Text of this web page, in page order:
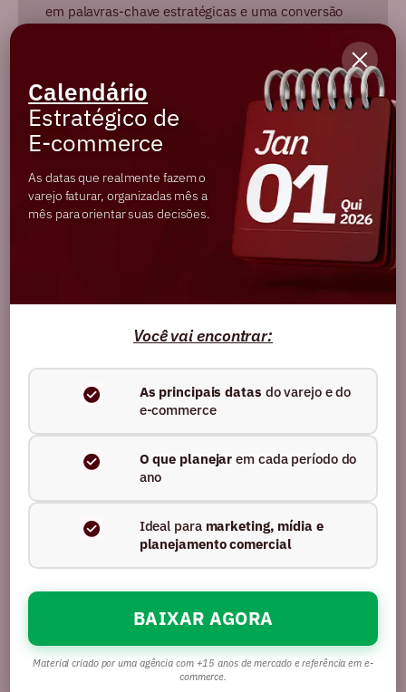
em palavras-chave estratégicas e uma conversão
Ações
Implementamos uma estratégia completa
envolvendo:
SEO técnico
Criação e otimização de conteúdo
Expansão estratégica de palavras-chave
Estruturação de páginas com foco em relevância e
Resultado
+102,48%
Tráfego
orgânico
+38,21%
Conversão
orgânica
+70,86%
Sessões
Calendário
Estratégico de
E-commerce
As datas que realmente fazem o
varejo faturar, organizadas mês a
mês para orientar suas decisões.
Você vai encontrar:
As principais datas do varejo e do
e-commerce
O que planejar em cada período do
ano
Ideal para marketing, mídia e
planejamento comercial
BAIXAR AGORA
Material criado por uma agência com +15 anos de mercado e referência em e-
commerce.